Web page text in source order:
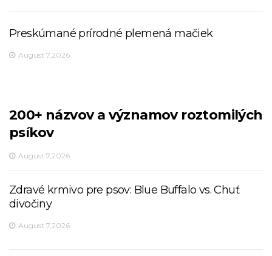
Preskúmané prírodné plemená mačiek
August 7,2026
200+ názvov a významov roztomilých
psíkov
August 7,2026
Zdravé krmivo pre psov: Blue Buffalo vs. Chuť
divočiny
August 7,2026